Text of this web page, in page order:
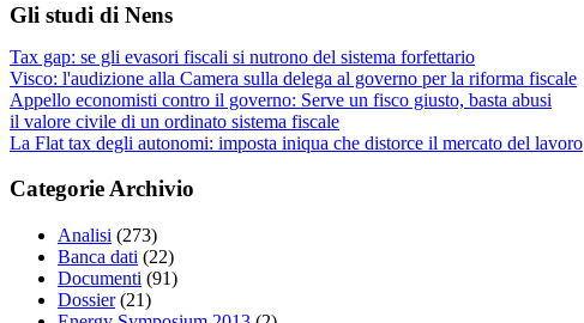
Gli studi di Nens
Tax gap: se gli evasori fiscali si nutrono del sistema forfettario
Visco: l'audizione alla Camera sulla delega al governo per la riforma fiscale
Appello economisti contro il governo: Serve un fisco giusto, basta abusi
il valore civile di un ordinato sistema fiscale
La Flat tax degli autonomi: imposta iniqua che distorce il mercato del lavoro
Categorie Archivio
Analisi (273)
Banca dati (22)
Documenti (91)
Dossier (21)